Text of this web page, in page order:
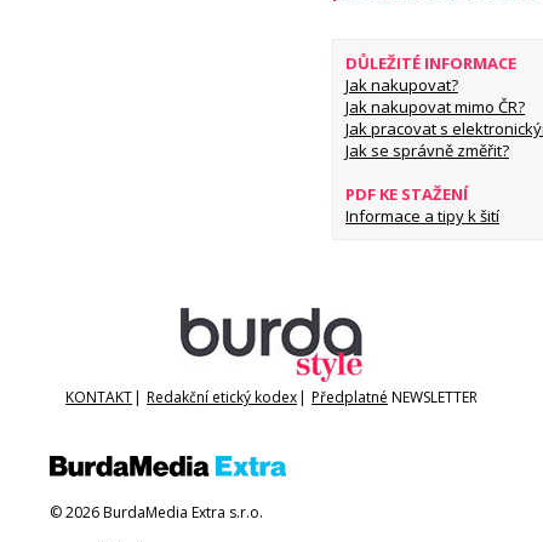
DŮLEŽITÉ INFORMACE
Jak nakupovat?
Jak nakupovat mimo ČR?
Jak pracovat s
Jak se správně změřit?
PDF KE STAŽENÍ
Informace a tipy k šití
KONTAKT| Redakční etický kodex| Předplatné NEWSLETTER
© 2026 BurdaMedia Extra s.r.o.